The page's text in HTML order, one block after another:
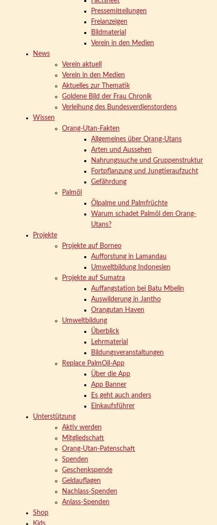
Pressemitteilungen
Freianzeigen
Bildmaterial
Verein in den Medien
News
Verein aktuell
Verein in den Medien
Aktuelles zur Thematik
Goldene Bild der Frau Chronik
Verleihung des Bundesverdienstordens
Wissen
Orang-Utan-Fakten
Allgemeines über Orang-Utans
Arten und Aussehen
Nahrungssuche und Gruppenstruktur
Fortpflanzung und Jungtieraufzucht
Gefährdung
Palmöl
Ölpalme und Palmfrüchte
Warum schadet Palmöl den Orang-
Utans?
Projekte
Projekte auf Borneo
Aufforstung in Lamandau
Umweltbildung Indonesien
Projekte auf Sumatra
Auffangstation bei Batu Mbelin
Auswilderung in Jantho
Orangutan Haven
Umweltbildung
Überblick
Lehrmaterial
Bildungsveranstaltungen
Replace PalmOil-App
Über die App
App Banner
Es geht auch anders
Einkaufsführer
Unterstützung
Aktiv werden
Mitgliedschaft
Orang-Utan-Patenschaft
Spenden
Geschenkspende
Geldauflagen
Nachlass-Spenden
Anlass-Spenden
Shop
Kids